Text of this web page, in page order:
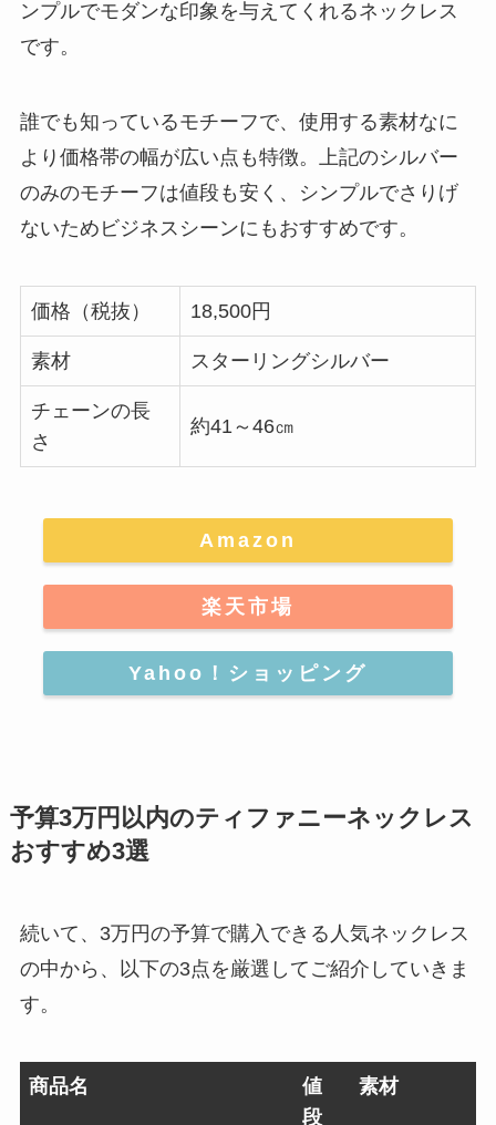
ンプルでモダンな印象を与えてくれるネックレス
です。
誰でも知っているモチーフで、使用する素材なに
より価格帯の幅が広い点も特徴。上記のシルバー
のみのモチーフは値段も安く、シンプルでさりげ
ないためビジネスシーンにもおすすめです。
価格（税抜） 18,500円
素材 スターリングシルバー
チェーンの長
さ
約41～46㎝
Amazon
楽天市場
Yahoo！ショッピング
予算3万円以内のティファニーネックレス
おすすめ3選
続いて、3万円の予算で購入できる人気ネックレス
の中から、以下の3点を厳選してご紹介していきま
す。
商品名
値
段
素材